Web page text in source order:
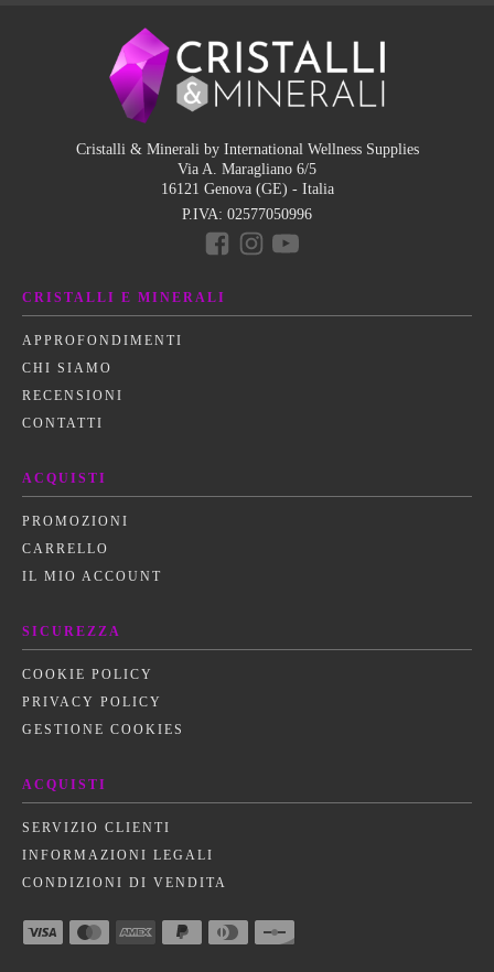
Cristalli & Minerali by International Wellness Supplies
Via A. Maragliano 6/5
16121 Genova (GE) - Italia
P.IVA: 02577050996
CRISTALLI E MINERALI
APPROFONDIMENTI
CHI SIAMO
RECENSIONI
CONTATTI
ACQUISTI
PROMOZIONI
CARRELLO
IL MIO ACCOUNT
SICUREZZA
COOKIE POLICY
PRIVACY POLICY
GESTIONE COOKIES
ACQUISTI
SERVIZIO CLIENTI
INFORMAZIONI LEGALI
CONDIZIONI DI VENDITA